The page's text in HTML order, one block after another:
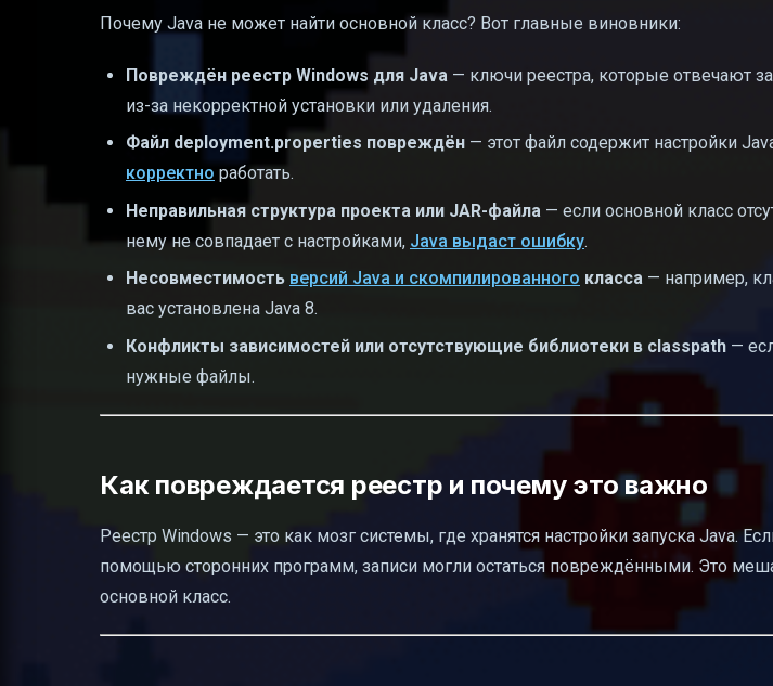
Почему Java не может найти основной класс? Вот главные виновники:
Повреждён реестр Windows для Java — ключи реестра, которые отвечают
из-за некорректной установки или удаления.
Файл deployment.properties повреждён — этот файл содержит настройки
корректно работать.
Неправильная структура проекта или JAR-файла — если основной класс
нему не совпадает с настройками, Java выдаст ошибку.
Несовместимость версий Java и скомпилированного класса — например,
вас установлена Java 8.
Конфликты зависимостей или отсутствующие библиотеки в classpath —
нужные файлы.
Как повреждается реестр и почему это важно
Реестр Windows — это как мозг системы, где хранятся настройки запуска Java.
помощью сторонних программ, записи могли остаться повреждёнными. Это
основной класс.